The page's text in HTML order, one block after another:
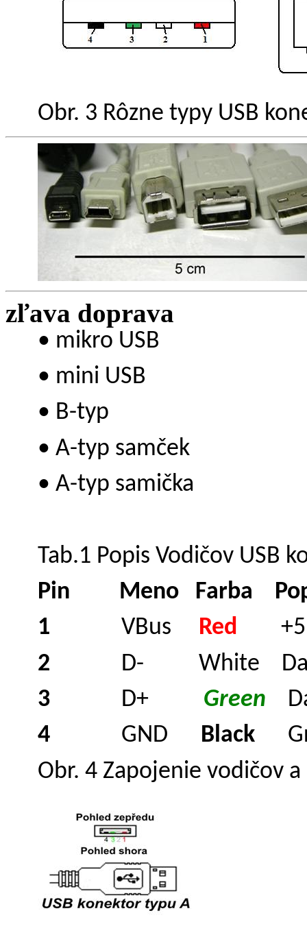
Obr. 3 Rôzne typy USB
zľava doprava
• mikro USB
• mini USB
• B-typ
• A-typ samček
• A-typ samička
Tab.1 Popis Vodičov USB
Pin Meno Farba
1 VBus Red +5
2 D- White
3 D+ Green
4 GND Black
Obr. 4 Zapojenie vodičov